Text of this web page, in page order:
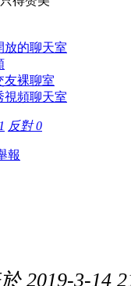
放的聊天室
友裸聊室
視頻聊天室
1 反對0
報
2019-3-14